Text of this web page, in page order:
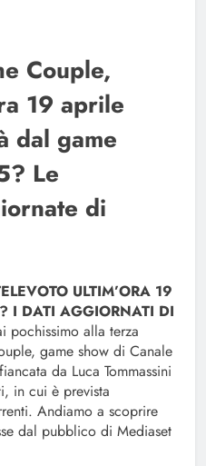
Couple,
19 aprile
dal game
Le
di
ULTIM’ORA 19
I DATI AGGIORNATI DI
pochissimo alla terza
game show di Canale
da Luca Tommassini
in cui è prevista
Andiamo a scoprire
dal pubblico di Mediaset